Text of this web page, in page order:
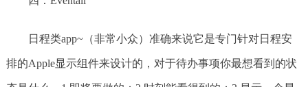
日程类app~（非常小众）准确来说它是专门针对日程安
排的Apple显示组件来设计的，对于待办事项你最想看到的状